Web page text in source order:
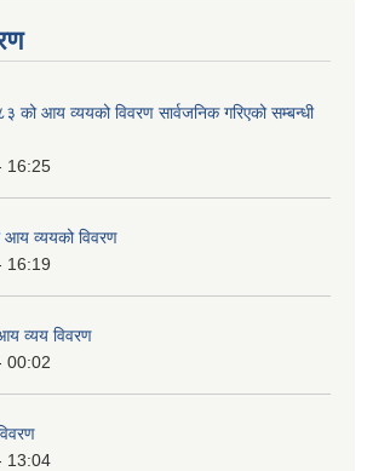
को आय व्ययको विवरण सार्वजनिक गरिएको सम्बन्धी
16:25
व्ययको विवरण
16:19
व्यय विवरण
00:02
13:04